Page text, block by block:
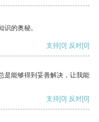
的奥秘。
支持[0] 反对[0]
是能够得到妥善解决，让我能
支持[0] 反对[0]